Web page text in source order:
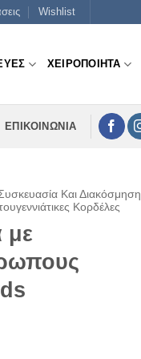
Wishlist
ΧΕΙΡΟΠΟΙΗΤΑ
ΕΠΙΚΟΙΝΩΝΙΑ
Και Διακόσμηση
Κορδέλες
με